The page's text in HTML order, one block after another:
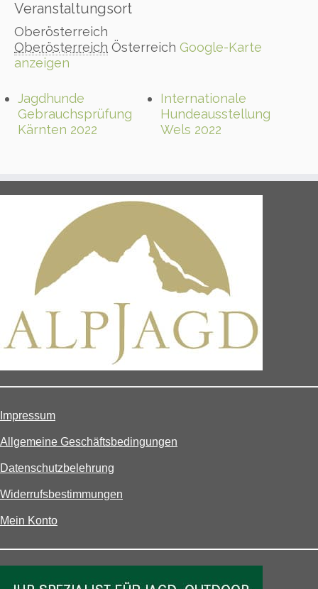
Veranstaltungsort
Oberösterreich
Oberösterreich Österreich Google-Karte
anzeigen
Jagdhunde
Gebrauchsprüfung
Kärnten 2022
Internationale
Hundeausstellung
Wels 2022
Impressum
Allgemeine Geschäftsbedingungen
Datenschutzbelehrung
Widerrufsbestimmungen
Mein Konto